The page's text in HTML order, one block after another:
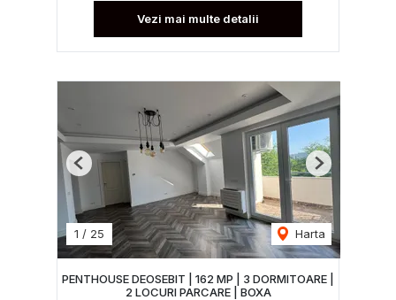
Vezi mai multe detalii
1 / 25 Harta
Previous Next
PENTHOUSE DEOSEBIT | 162 MP | 3 DORMITOARE |
2 LOCURI PARCARE | BOXA